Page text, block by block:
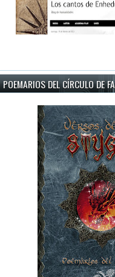
POEMARIOS DEL CÍRCULO DE